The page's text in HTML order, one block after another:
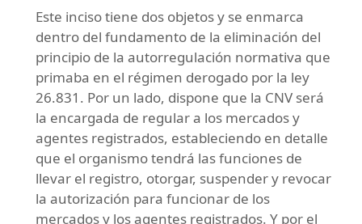
Este inciso tiene dos objetos y se enmarca
dentro del fundamento de la eliminación del
principio de la autorregulación normativa que
primaba en el régimen derogado por la ley
26.831. Por un lado, dispone que la CNV será
la encargada de regular a los mercados y
agentes registrados, estableciendo en detalle
que el organismo tendrá las funciones de
llevar el registro, otorgar, suspender y revocar
la autorización para funcionar de los
mercados y los agentes registrados. Y por el